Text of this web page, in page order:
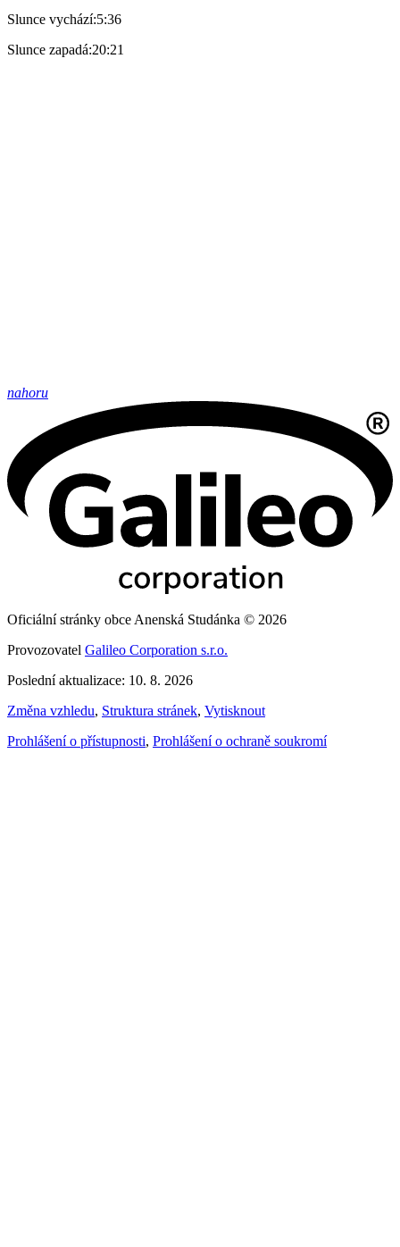
Slunce vychází:5:36
Slunce zapadá:20:21
nahoru
Oficiální stránky obce Anenská Studánka © 2026
Provozovatel Galileo Corporation s.r.o.
Poslední aktualizace: 10. 8. 2026
Změna vzhledu, Struktura stránek, Vytisknout
Prohlášení o přístupnosti, Prohlášení o ochraně soukromí